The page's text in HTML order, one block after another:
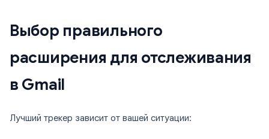
Выбор правильного
расширения для отслеживания
в Gmail
Лучший трекер зависит от вашей ситуации: